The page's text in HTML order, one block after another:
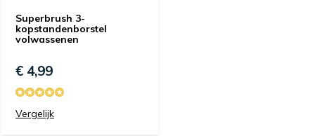
Superbrush 3-
kopstandenborstel
volwassenen
€ 4,99
Vergelijk